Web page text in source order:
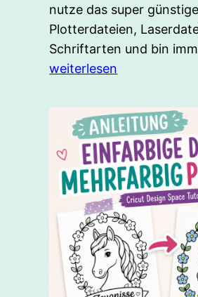
nutze das super
Plotterdateien,
Schriftarten und bin
weiterlesen